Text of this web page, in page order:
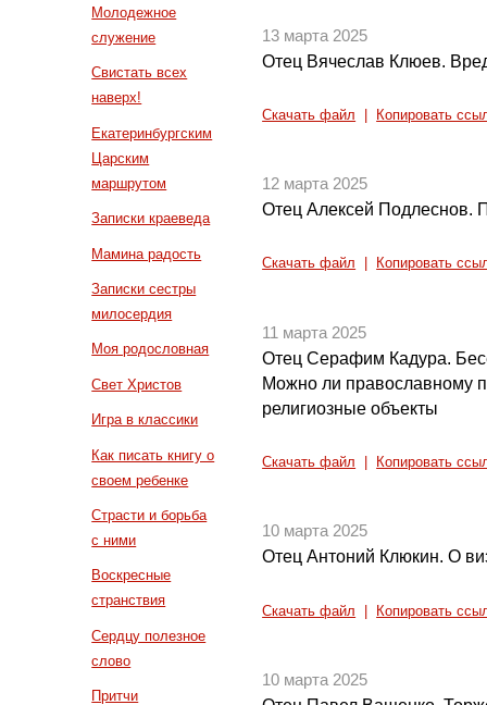
Молодежное
служение
Свистать всех
наверх!
Екатеринбургским
Царским
маршрутом
Записки краеведа
Мамина радость
Записки сестры
милосердия
Моя родословная
Свет Христов
Игра в классики
Как писать книгу о
своем ребенке
Страсти и борьба
с ними
Воскресные
странствия
Сердцу полезное
слово
Притчи
13 марта 2025
Отец Вячеслав Клюев.
Скачать файл Копировать
12 марта 2025
Отец Алексей Подлеснов.
Скачать файл Копировать
11 марта 2025
Отец Серафим Кадура.
Можно ли православному
религиозные объекты
Скачать файл Копировать
10 марта 2025
Отец Антоний Клюкин. О
Скачать файл Копировать
10 марта 2025